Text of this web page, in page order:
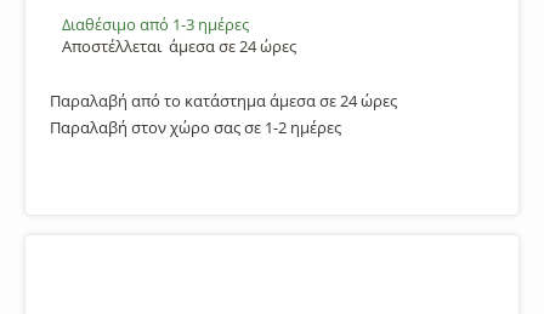
Διαθέσιμο από 1-3 ημέρες
Αποστέλλεται άμεσα σε 24 ώρες
Παραλαβή από το κατάστημα άμεσα σε 24 ώρες
Παραλαβή στον χώρο σας σε 1-2 ημέρες